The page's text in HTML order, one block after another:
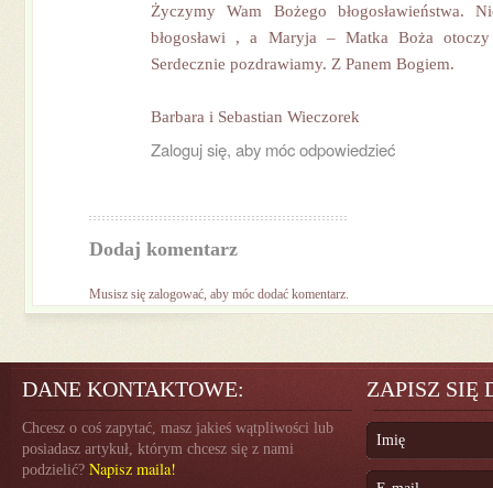
Życzymy Wam Bożego błogosławieństwa.
błogosławi , a Maryja – Matka Boża
Serdecznie pozdrawiamy. Z Panem Bogiem.
Barbara i Sebastian Wieczorek
Zaloguj się, aby móc odpowiedzieć
Dodaj komentarz
Musisz się zalogować, aby móc dodać komentarz.
DANE KONTAKTOWE:
Chcesz o coś zapytać, masz jakieś wątpliwości lub
posiadasz artykuł, którym chcesz się z nami
podzielić? Napisz maila!
ZAPISZ SIĘ